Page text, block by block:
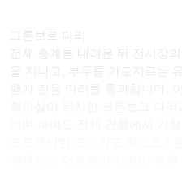
그론보르 다리